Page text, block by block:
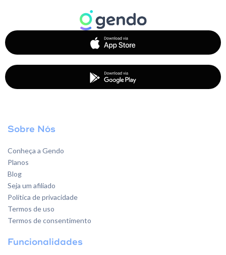
Sobre Nós
Conheça a Gendo
Planos
Blog
Seja um afiliado
Política de privacidade
Termos de uso
Termos de consentimento
Funcionalidades